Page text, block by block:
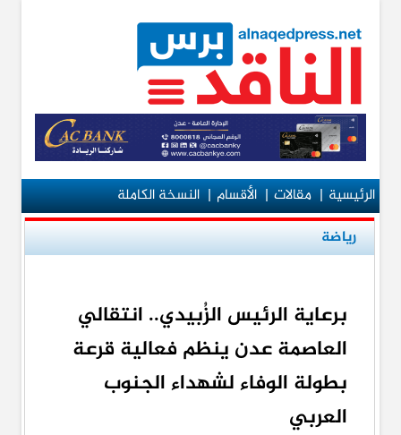
الرئيسية|مقالات|الأقسام|النسخة الكاملة
رياضة
برعاية الرئيس الزُبيدي.. انتقالي
العاصمة عدن ينظم فعالية قرعة
بطولة الوفاء لشهداء الجنوب
العربي